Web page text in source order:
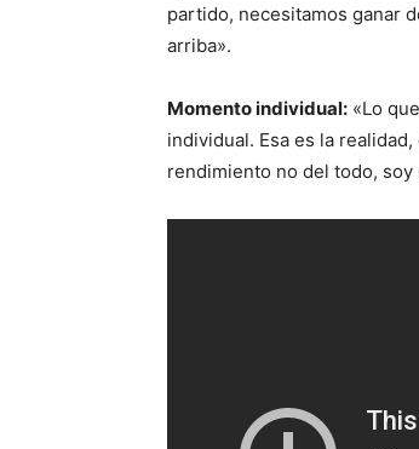
partido, necesitamos ganar
arriba».
Momento individual: «Lo
individual. Esa es la
rendimiento no del todo,